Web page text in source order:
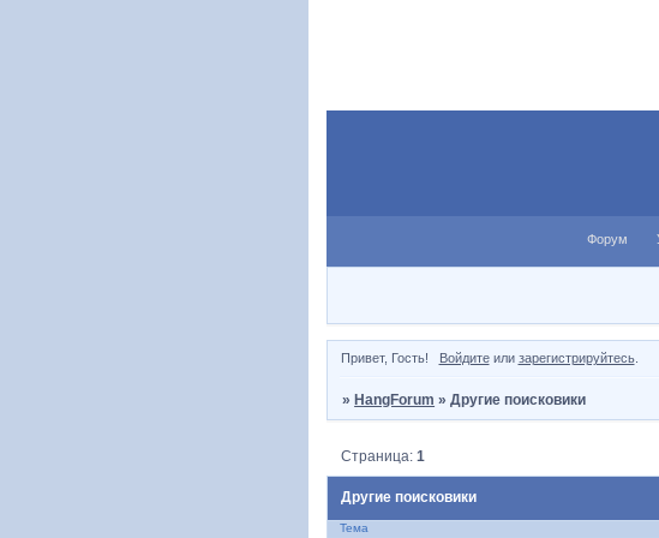
Форум
Привет, Гость! Войдитеили зарегистрируйтесь.
»HangForum »Другие поисковики
Другие поисковики
Страница:1
Тема